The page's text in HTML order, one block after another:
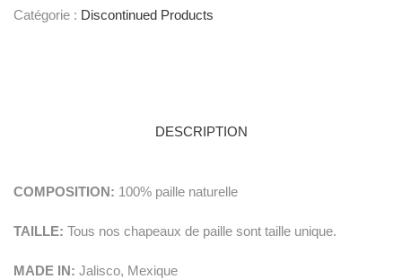
Catégorie : Discontinued Products
DESCRIPTION
COMPOSITION: 100% paille naturelle
TAILLE: Tous nos chapeaux de paille sont taille unique.
MADE IN: Jalisco, Mexique